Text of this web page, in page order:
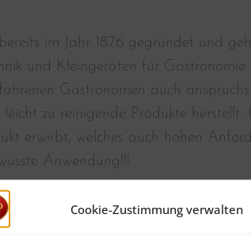
Cookie-Zustimmung verwalten
im Jahr 1876 gegründet und
und Kleingeräten für
Gastronomen auch
zu reinigende Produkte herstellt.
erwirbt, welches auch hohen
Anwendung!!!
von Bartscher sorgen für gute